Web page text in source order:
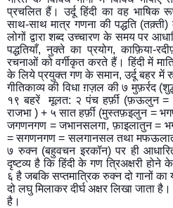
प्रचलित हैं। उर्दू हिंदी का वह भाषिक
साथ-साथ मात्र गणना की पद्धति
लोगों द्वारा शब्द उच्चारण के समय पर
पद्धतियाँ, नुक्ते का प्रयोग, काफ़िया-
रचनाओं को वर्गीकृत करते हैं। हिंदी में
के लिये प्रयुक्त गण के समान, उर्दू बहर में
गीतिकाव्य की विधा ग़ज़ल की ७ मुफ़र्रद
१९ बहरें  मूलत: २ पंच हर्फ़ी (फ़ऊलुन =
राजभा ) + ५ सात हर्फ़ी (मुस्तफ़इलुन =
जगणनगण = जभानसलगा, फ़ाइलातुन =
= सगणनगण = सलगानसल तथा
७ रुक्न (बहुवचन इरकॉन) पर ही
दृष्टव्य है कि हिंदी के गण त्रिअक्षरी
६ है जबकि सप्तमात्रिक रुक्न दो गानों
दो लघु मिलाकर दीर्घ अक्षर लिखा जाता
है।